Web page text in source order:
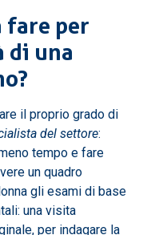
fare per
una
il proprio grado di
del settore:
tempo e fare
un quadro
gli esami di base
una visita
per indagare la